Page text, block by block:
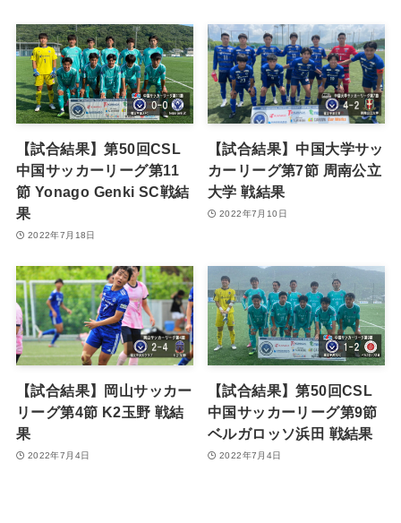
【試合結果】第50回CSL
中国サッカーリーグ第11
節 Yonago Genki SC戦結
果
2022年7月18日
【試合結果】中国大学サッ
カーリーグ第7節 周南公立
大学 戦結果
2022年7月10日
【試合結果】岡山サッカー
リーグ第4節 K2玉野 戦結
果
2022年7月4日
【試合結果】第50回CSL
中国サッカーリーグ第9節
ベルガロッソ浜田 戦結果
2022年7月4日